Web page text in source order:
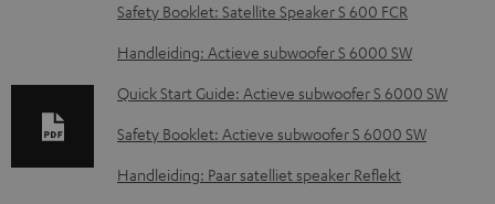
o
a
d
d
o
Safety Booklet: Satellite Speaker S 600 FCR
Handleiding: Actieve subwoofer S 6000 SW
Quick Start Guide: Actieve subwoofer S 6000 SW
Safety Booklet: Actieve subwoofer S 6000 SW
Handleiding: Paar satelliet speaker Reflekt